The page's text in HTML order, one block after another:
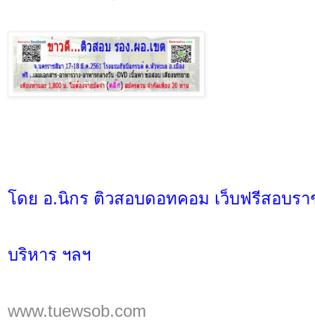
โดย อ.นิกร ติวสอบดอทคอม เว็บฟรีสอบรา
บริหาร ฯลฯ
www.tuewsob.com